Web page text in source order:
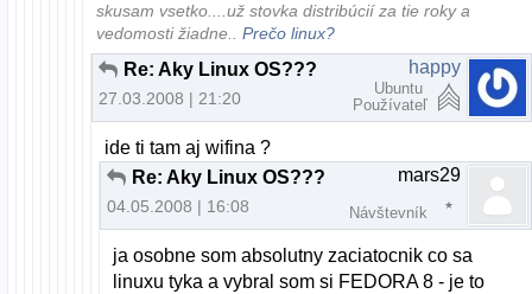
skusam vsetko....už stovka distribúcií za tie roky a
vedomosti žiadne..Prečo linux?
Re: Aky Linux OS???
27.03.2008 | 21:20
happy
Ubuntu
Používateľ
ide ti tam aj wifina ?
Re: Aky Linux OS???
04.05.2008 | 16:08
mars29
Návštevník
ja osobne som absolutny zaciatocnik co sa
linuxu tyka a vybral som si FEDORA 8 - je to